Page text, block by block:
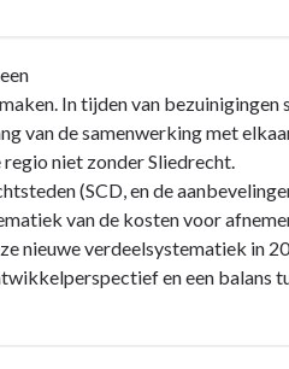
In tijden van bezuinigingen
van de samenwerking met
niet zonder Sliedrecht.
(SCD, en de
van de kosten voor
nieuwe verdeelsystematiek in
en een balans